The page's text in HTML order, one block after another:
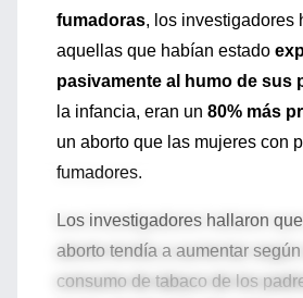
fumadoras, los investigadores
aquellas que habían estado
pasivamente al humo de sus
la infancia, eran un 80% más
un aborto que las mujeres con
fumadores.
Los investigadores hallaron
aborto tendía a aumentar
consumo de tabaco de los